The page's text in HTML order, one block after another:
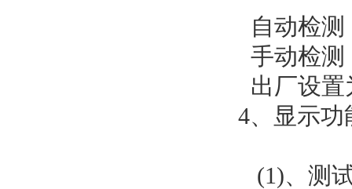
自动检测
手动检测
出厂设置
4、显示功
(1)、测